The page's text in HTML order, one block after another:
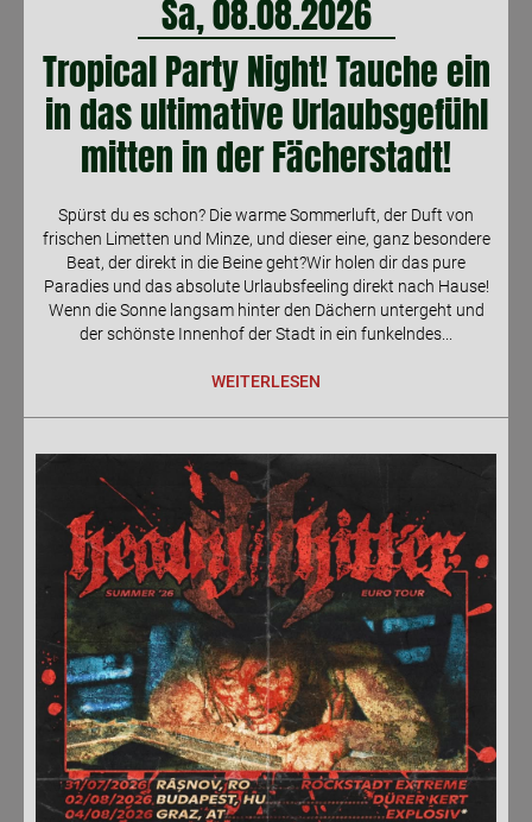
Sa, 08.08.2026
Tropical Party Night! Tauche ein
in das ultimative Urlaubsgefühl
mitten in der Fächerstadt!
Spürst du es schon? Die warme Sommerluft, der Duft von
frischen Limetten und Minze, und dieser eine, ganz besondere
Beat, der direkt in die Beine geht?Wir holen dir das pure
Paradies und das absolute Urlaubsfeeling direkt nach Hause!
Wenn die Sonne langsam hinter den Dächern untergeht und
der schönste Innenhof der Stadt in ein funkelndes...
WEITERLESEN